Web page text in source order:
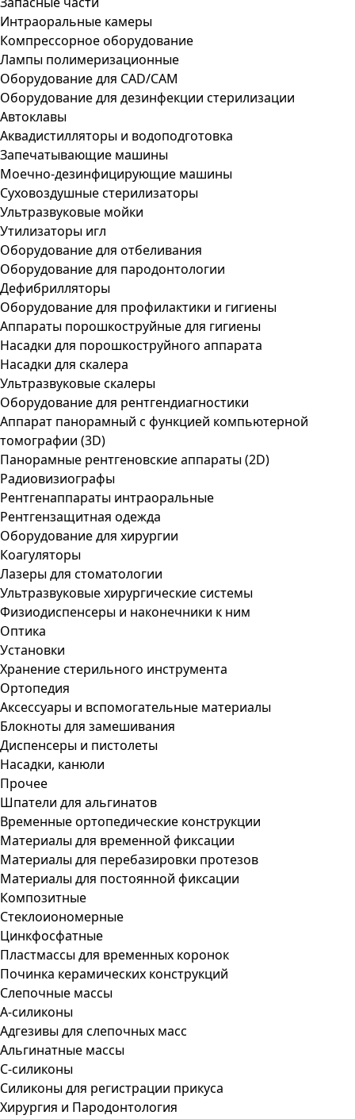
Интраоральные камеры
Компрессорное оборудование
Лампы полимеризационные
Оборудование для CAD/CAM
Оборудование для дезинфекции стерилизации
Автоклавы
Аквадистилляторы и водоподготовка
Запечатывающие машины
Моечно-дезинфицирующие машины
Суховоздушные стерилизаторы
Ультразвуковые мойки
Утилизаторы игл
Оборудование для отбеливания
Оборудование для пародонтологии
Дефибрилляторы
Оборудование для профилактики и гигиены
Аппараты порошкоструйные для гигиены
Насадки для порошкоструйного аппарата
Насадки для скалера
Ультразвуковые скалеры
Оборудование для рентгендиагностики
Аппарат панорамный с функцией компьютерной
томографии (3D)
Панорамные рентгеновские аппараты (2D)
Радиовизиографы
Рентгенаппараты интраоральные
Рентгензащитная одежда
Оборудование для хирургии
Коагуляторы
Лазеры для стоматологии
Ультразвуковые хирургические системы
Физиодиспенсеры и наконечники к ним
Оптика
Установки
Хранение стерильного инструмента
Ортопедия
Аксессуары и вспомогательные материалы
Блокноты для замешивания
Диспенсеры и пистолеты
Насадки, канюли
Прочее
Шпатели для альгинатов
Временные ортопедические конструкции
Материалы для временной фиксации
Материалы для перебазировки протезов
Материалы для постоянной фиксации
Композитные
Стеклоиономерные
Цинкфосфатные
Пластмассы для временных коронок
Починка керамических конструкций
Слепочные массы
А-силиконы
Адгезивы для слепочных масс
Альгинатные массы
С-силиконы
Силиконы для регистрации прикуса
Хирургия и Пародонтология